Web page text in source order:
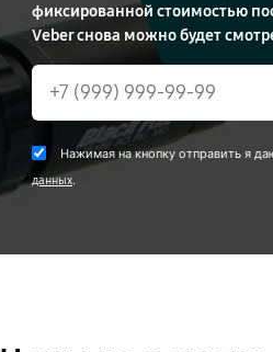
фиксированной стоимостью
Veber снова можно будет
Нажимая на кнопку отправить я
данных.